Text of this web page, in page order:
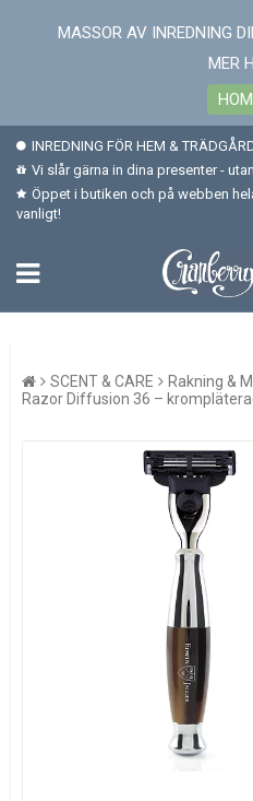
MASSOR AV INREDNING
MER
INREDNING FÖR HEM &
Vi slår gärna in dina presenter -
Öppet i butiken och på webben
vanligt!
SCENT & CARE Rakning &
Razor Diffusion 36 –